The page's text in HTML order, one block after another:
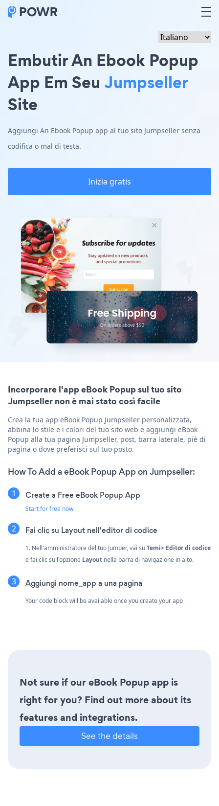
Embutir An Ebook Popup
App Em Seu Jumpseller
Site
Aggiungi An Ebook Popup app al tuo sito Jumpseller senza
codifica o mal di testa.
Inizia gratis
Incorporare l'app eBook Popup sul tuo sito
Jumpseller non è mai stato così facile
Crea la tua app eBook Popup Jumpseller personalizzata,
abbina lo stile e i colori del tuo sito web e aggiungi eBook
Popup alla tua pagina Jumpseller, post, barra laterale, piè di
pagina o dove preferisci sul tuo posto.
How To Add a eBook Popup App on Jumpseller:
Create a Free eBook Popup App
Start for free now
Fai clic su Layout nell'editor di codice
1. Nell'amministratore del tuo Jumper, vai suTemi> Editor di codice
e fai clic sull'opzione Layout nella barra di navigazione in alto.
Aggiungi nome_app a una pagina
Your code block will be available once you create your app
Not sure if our eBook Popup app is
right for you? Find out more about its
features and integrations.
See the details